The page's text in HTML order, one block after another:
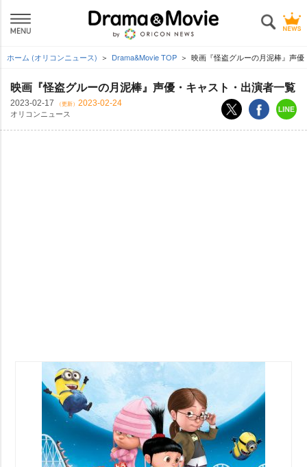
ホーム (オリコンニュース) Drama&Movie TOP 映画『怪盗グルーの月泥棒』声
映画『怪盗グルーの月泥棒』声優・キャスト・出演者一覧
2023-02-17 （更新） 2023-02-24
オリコンニュース